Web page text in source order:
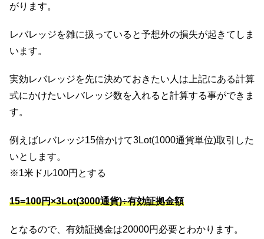
がります。
レバレッジを雑に扱っていると予想外の損失が起きてしま
います。
実効レバレッジを先に決めておきたい人は上記にある計算
式にかけたいレバレッジ数を入れると計算する事ができま
す。
例えばレバレッジ15倍かけて3Lot(1000通貨単位)取引した
いとします。
※1米ドル100円とする
15=100円×3Lot(3000通貨)÷有効証拠金額
となるので、有効証拠金は20000円必要とわかります。